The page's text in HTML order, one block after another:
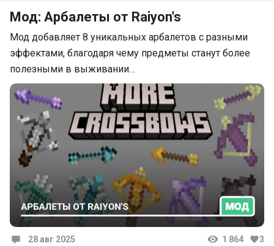
Мод: Арбалеты от Raiyon's
Мод добавляет 8 уникальных арбалетов с разными
эффектами, благодаря чему предметы станут более
полезными в выживании…
28 авг 2025 1 864 3